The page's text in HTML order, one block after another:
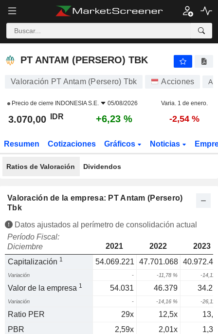
PT ANTAM (PERSERO) TBK
Valoración PT Antam (Persero) Tbk Acciones
Precio de cierre INDONESIA S.E. 05/08/2026 Varia. 1 de enero.
3.070,00 IDR +6,23 % -2,54 %
Resumen Cotizaciones Gráficos Noticias
Ratios de Valoración Dividendos
Valoración de la empresa: PT Antam (Persero)
Tbk
Datos ajustados al perímetro de consolidación actual
Período Fiscal:
Diciembre
2021 2022
2023
Capitalización 1 54.069.221 47.701.068
Variación - -11,78 % -14,11
Valor de la empresa 1 54.031 46.379
Variación - -14,16 % -26,11
Ratio PER 29x 12,5x
PBR
2,59x 2,01x